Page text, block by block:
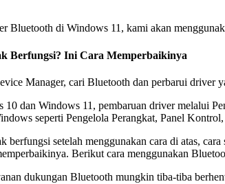
Bluetooth di Windows 11, kami akan
Berfungsi? Ini Cara Memperbaikinya
Manager, cari Bluetooth dan perbarui driver
dan Windows 11, pembaruan driver melalui
seperti Pengelola Perangkat, Panel
berfungsi setelah menggunakan cara di atas,
Berikut cara menggunakan
dukungan Bluetooth mungkin tiba-tiba